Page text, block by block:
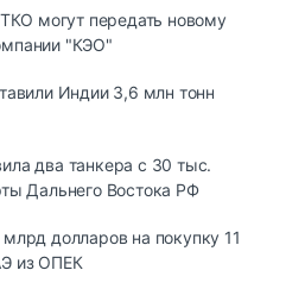
могут передать новому
"КЭО"
Индии 3,6 млн тонн
два танкера с 30 тыс.
Дальнего Востока РФ
долларов на покупку 11
из ОПЕК